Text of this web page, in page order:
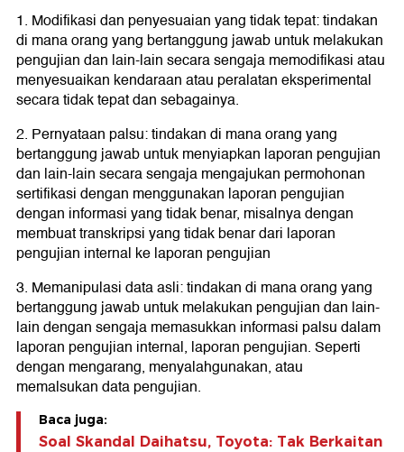
1. Modifikasi dan penyesuaian yang tidak tepat: tindakan
di mana orang yang bertanggung jawab untuk melakukan
pengujian dan lain-lain secara sengaja memodifikasi atau
menyesuaikan kendaraan atau peralatan eksperimental
secara tidak tepat dan sebagainya.
2. Pernyataan palsu: tindakan di mana orang yang
bertanggung jawab untuk menyiapkan laporan pengujian
dan lain-lain secara sengaja mengajukan permohonan
sertifikasi dengan menggunakan laporan pengujian
dengan informasi yang tidak benar, misalnya dengan
membuat transkripsi yang tidak benar dari laporan
pengujian internal ke laporan pengujian
3. Memanipulasi data asli: tindakan di mana orang yang
bertanggung jawab untuk melakukan pengujian dan lain-
lain dengan sengaja memasukkan informasi palsu dalam
laporan pengujian internal, laporan pengujian. Seperti
dengan mengarang, menyalahgunakan, atau
memalsukan data pengujian.
Baca juga:
Soal Skandal Daihatsu, Toyota: Tak Berkaitan